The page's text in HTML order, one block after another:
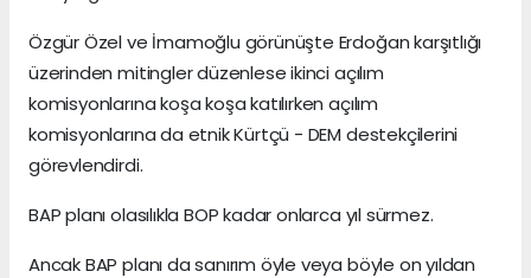
Özgür Özel ve İmamoğlu görünüşte Erdoğan karşıtlığı
üzerinden mitingler düzenlese ikinci açılım
komisyonlarına koşa koşa katılırken açılım
komisyonlarına da etnik Kürtçü - DEM destekçilerini
görevlendirdi.
BAP planı olasılıkla BOP kadar onlarca yıl sürmez.
Ancak BAP planı da sanırım öyle veya böyle on yıldan